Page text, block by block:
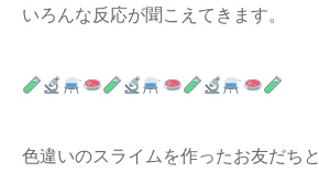
いろんな反応が聞こえてきます。
色違いのスライムを作ったお友だちと